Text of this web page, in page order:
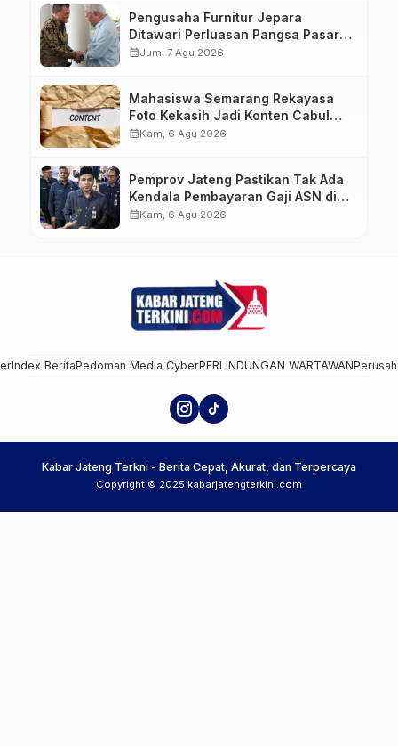
Pengusaha Furnitur Jepara
Ditawari Perluasan Pangsa Pasar
Hingga ke IKN
calendar_monthJum, 7 Agu 2026
Mahasiswa Semarang Rekayasa
Foto Kekasih Jadi Konten Cabul
karena Sakit Hati
calendar_monthKam, 6 Agu 2026
Pemprov Jateng Pastikan Tak Ada
Kendala Pembayaran Gaji ASN di
Tengah Pemangkasan Transfer ke
calendar_monthKam, 6 Agu 2026
Index BeritaPedoman Media CyberPERLINDUNGAN WARTAWAN
Kabar Jateng Terkni - Berita Cepat, Akurat, dan Terpercaya
Copyright © 2025 kabarjatengterkini.com